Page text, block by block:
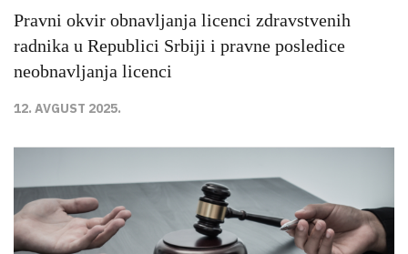
Pravni okvir obnavljanja licenci zdravstvenih
radnika u Republici Srbiji i pravne posledice
neobnavljanja licenci
12. AVGUST 2025.